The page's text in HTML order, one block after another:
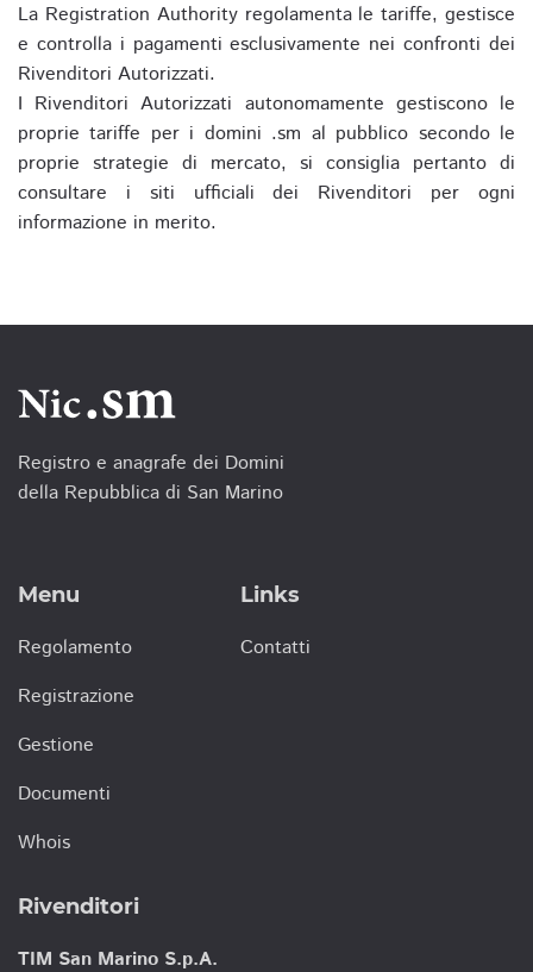
La Registration Authority regolamenta le tariffe, gestisce
e controlla i pagamenti esclusivamente nei confronti dei
Rivenditori Autorizzati.
I Rivenditori Autorizzati autonomamente gestiscono le
proprie tariffe per i domini .sm al pubblico secondo le
proprie strategie di mercato, si consiglia pertanto di
consultare i siti ufficiali dei Rivenditori per ogni
informazione in merito.
Registro e anagrafe dei Domini
della Repubblica di San Marino
Menu
Regolamento
Registrazione
Gestione
Documenti
Whois
Links
Contatti
Rivenditori
TIM San Marino S.p.A.